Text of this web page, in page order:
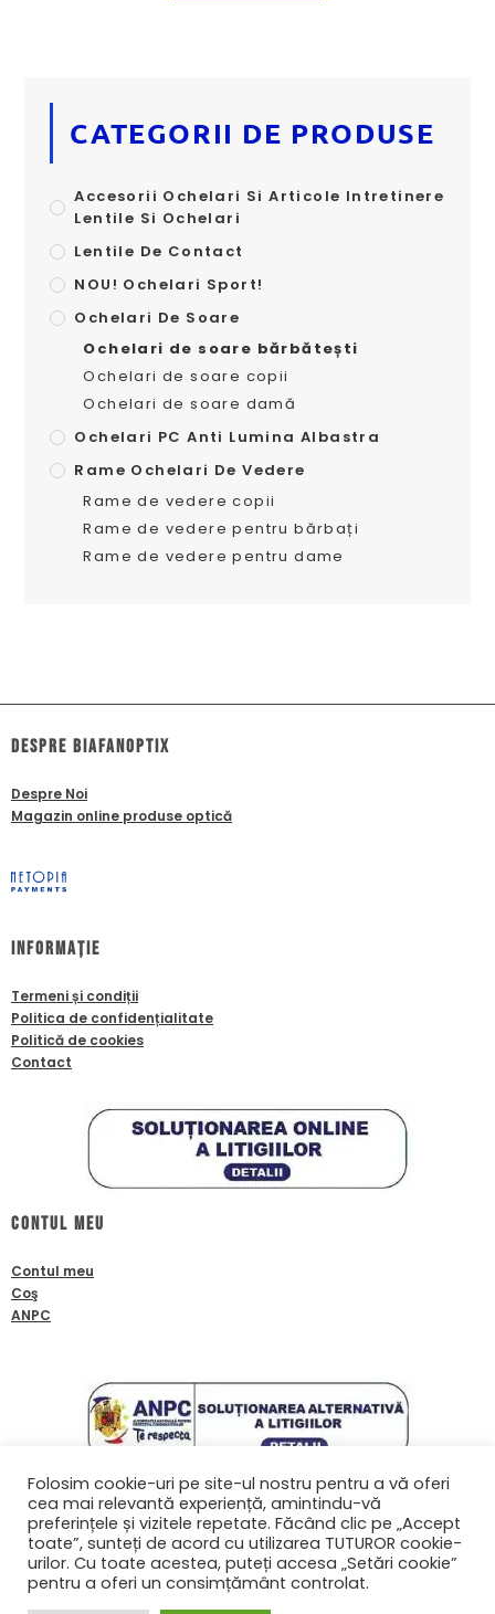
CATEGORII DE PRODUSE
Accesorii Ochelari Si Articole Intretinere
Lentile Si Ochelari
Lentile De Contact
NOU! Ochelari Sport!
Ochelari De Soare
Ochelari de soare bărbătești
Ochelari de soare copii
Ochelari de soare damă
Ochelari PC Anti Lumina Albastra
Rame Ochelari De Vedere
Rame de vedere copii
Rame de vedere pentru bărbați
Rame de vedere pentru dame
dESPRE biafanoptix
Despre Noi
Magazin online produse optică
Informație
Termeni și condiții
Politica de confidențialitate
Politică de cookies
Contact
Contul meu
Contul meu
Coş
ANPC
Contact
0761601933
contact@biafanoptix.ro
Folosim cookie-uri pe site-ul nostru pentru a vă oferi
cea mai relevantă experiență, amintindu-vă
preferințele și vizitele repetate. Făcând clic pe „Accept
toate”, sunteți de acord cu utilizarea TUTUROR cookie-
urilor. Cu toate acestea, puteți accesa „Setări cookie”
pentru a oferi un consimțământ controlat.